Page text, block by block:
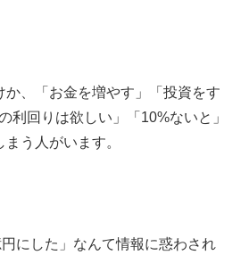
か、「お金を増やす」「投資をす
利回りは欲しい」「10%ないと」
う人がいます。
円にした」なんて情報に惑わされ